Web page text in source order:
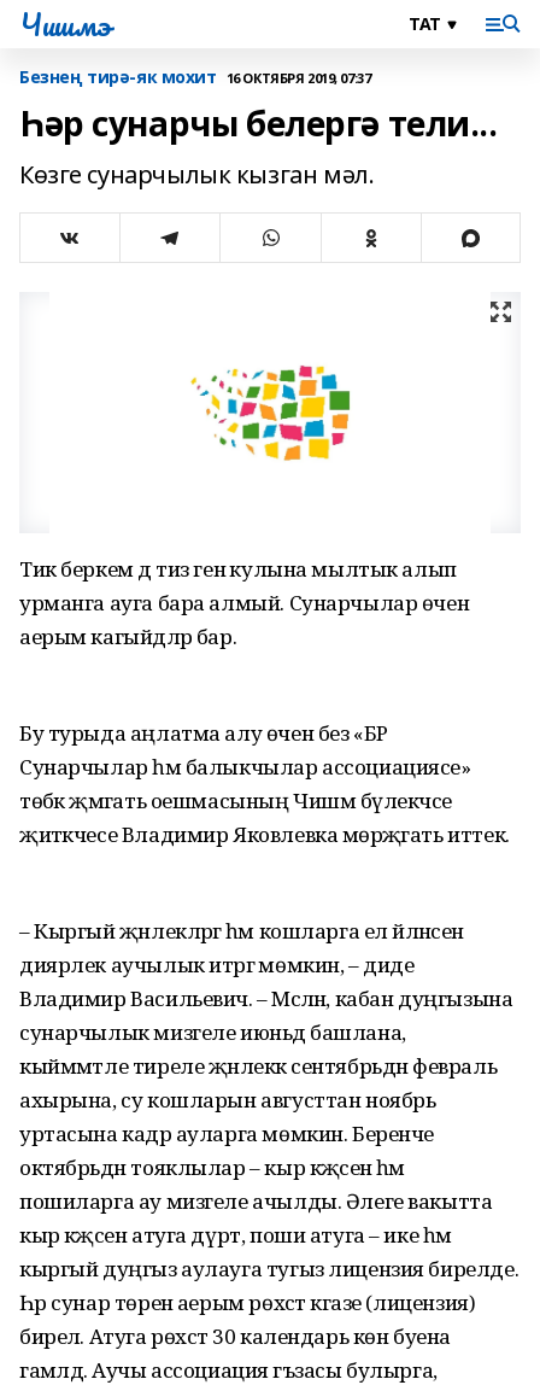
Чишмэ
Безнең тирә-як мохит 16 ОКТЯБРЯ 2019, 07:37
Һәр сунарчы белергә тели...
Көзге сунарчылык кызган мәл.
Тик беркем дә тиз генә кулына мылтык алып
урманга ауга бара алмый. Сунарчылар өчен
аерым кагыйдәләр бар.
Бу турыда аңлатма алу өчен без «БР
Сунарчылар һәм балыкчылар ассоциациясе»
төбәк җәмәгать оешмасының Чишмә бүлекчәсе
җитәкчесе Владимир Яковлевка мөрәҗәгать иттек.
– Кыргый җәнлекләргә һәм кошларга ел әйләнәсенә
диярлек аучылык итәргә мөмкин, – диде
Владимир Васильевич. – Мәсәлән, кабан дуңгызына
сунарчылык мизгеле июньдә башлана, ә
кыйммәтле тиреле җәнлеккә сентябрьдән февраль
ахырына, су кошларын августтан ноябрь
уртасына кадәр ауларга мөмкин. Беренче
октябрьдән тояклылар – кыр кәҗәсенә һәм
пошиларга ау мизгеле ачылды. Әлеге вакытта
кыр кәҗәсен атуга дүрт, поши атуга – ике һәм
кыргый дуңгыз аулауга тугыз лицензия бирелде.
Һәр сунар төренә аерым рөхсәт кәгазе (лицензия)
бирелә. Атуга рөхсәт 30 календарь көн буена
гамәлдә. Аучы ассоциация әгъзасы булырга,